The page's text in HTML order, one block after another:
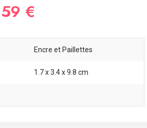
€
Encre et Paillettes
1.7 x 3.4 x 9.8 cm